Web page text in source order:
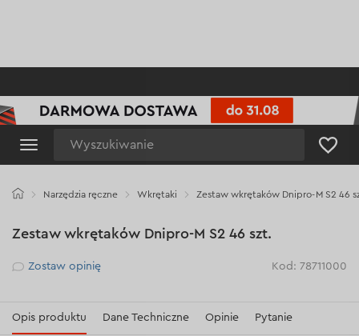
Narzędzia ręczne Wkrętaki Zestaw wkrętaków Dnipro-M S2 46
Zestaw wkrętaków Dnipro-M S2 46 szt.
Рейтинг
Zostaw opinię Kod: 78711000
Opis produktu Dane Techniczne Opinie Pytanie